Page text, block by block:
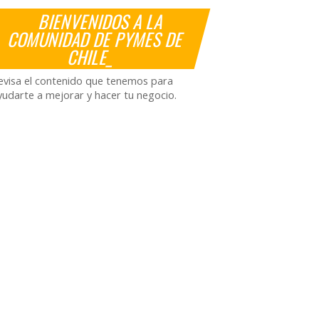
BIENVENIDOS A LA
COMUNIDAD DE PYMES DE
CHILE_
el contenido que tenemos para
a mejorar y hacer tu negocio.